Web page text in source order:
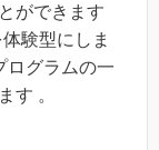
ができます
験型にしま
ログラムの一
す 。